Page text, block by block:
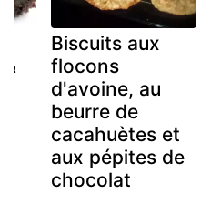
Biscuits aux
flocons
d'avoine, au
beurre de
cacahuètes et
aux pépites de
chocolat